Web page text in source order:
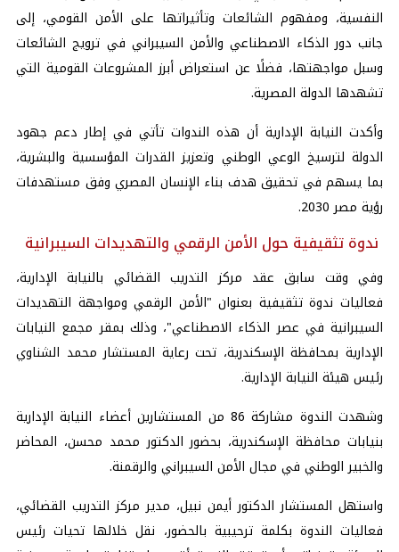
النفسية، ومفهوم الشائعات وتأثيراتها على الأمن القومي، إلى
جانب دور الذكاء الاصطناعي والأمن السيبراني في ترويج الشائعات
وسبل مواجهتها، فضلًا عن استعراض أبرز المشروعات القومية التي
تشهدها الدولة المصرية.
وأكدت النيابة الإدارية أن هذه الندوات تأتي في إطار دعم جهود
الدولة لترسيخ الوعي الوطني وتعزيز القدرات المؤسسية والبشرية،
بما يسهم في تحقيق هدف بناء الإنسان المصري وفق مستهدفات
رؤية مصر 2030.
ندوة تثقيفية حول الأمن الرقمي والتهديدات السيبرانية
وفي وقت سابق عقد مركز التدريب القضائي بالنيابة الإدارية،
فعاليات ندوة تثقيفية بعنوان "الأمن الرقمي ومواجهة التهديدات
السيبرانية في عصر الذكاء الاصطناعي"، وذلك بمقر مجمع النيابات
الإدارية بمحافظة الإسكندرية، تحت رعاية المستشار محمد الشناوي
رئيس هيئة النيابة الإدارية.
وشهدت الندوة مشاركة 86 من المستشارين أعضاء النيابة الإدارية
بنيابات محافظة الإسكندرية، بحضور الدكتور محمد محسن، المحاضر
والخبير الوطني في مجال الأمن السيبراني والرقمنة.
واستهل المستشار الدكتور أيمن نبيل، مدير مركز التدريب القضائي،
فعاليات الندوة بكلمة ترحيبية بالحضور، نقل خلالها تحيات رئيس